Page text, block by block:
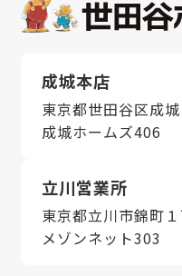
成城本店
東京都世田谷区成
成城ホームズ406
立川営業所
東京都立川市錦町
メゾンネット303